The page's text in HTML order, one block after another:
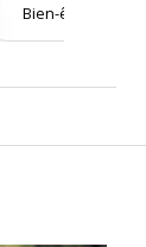
Bien-être - Une